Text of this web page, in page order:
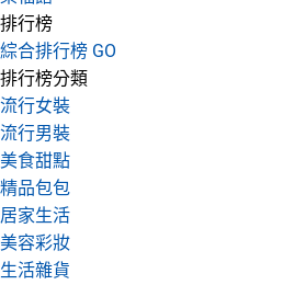
排行榜
綜合排行榜 GO
排行榜分類
流行女裝
流行男裝
美食甜點
精品包包
居家生活
美容彩妝
生活雜貨